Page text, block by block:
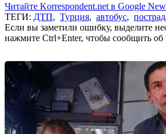
Читайте Korrespondent.net в Google
ТЕГИ: ДТП, Турция, автобус,
Если вы заметили ошибку, выделите
нажмите Ctrl+Enter, чтобы сообщить об